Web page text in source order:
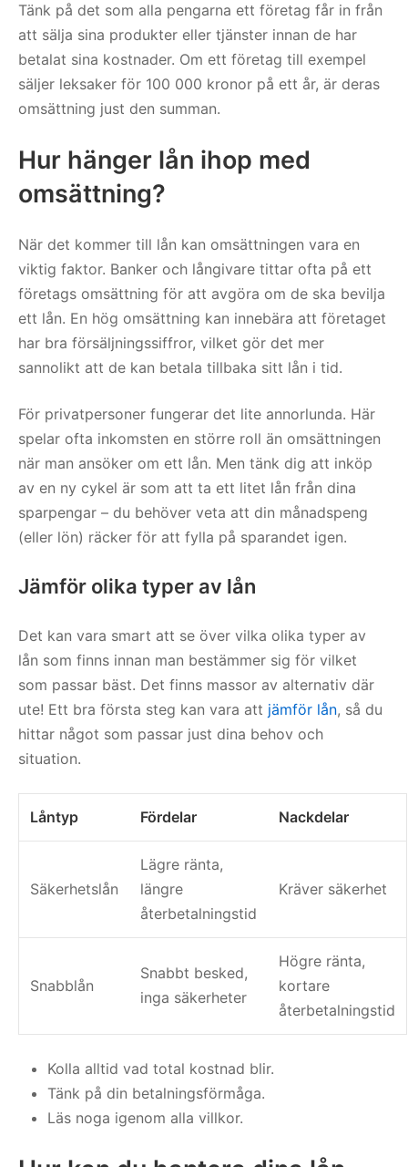
Tänk på det som alla pengarna ett företag får in från
att sälja sina produkter eller tjänster innan de har
betalat sina kostnader. Om ett företag till exempel
säljer leksaker för 100 000 kronor på ett år, är deras
omsättning just den summan.
Hur hänger lån ihop med
omsättning?
När det kommer till lån kan omsättningen vara en
viktig faktor. Banker och långivare tittar ofta på ett
företags omsättning för att avgöra om de ska bevilja
ett lån. En hög omsättning kan innebära att företaget
har bra försäljningssiffror, vilket gör det mer
sannolikt att de kan betala tillbaka sitt lån i tid.
För privatpersoner fungerar det lite annorlunda. Här
spelar ofta inkomsten en större roll än omsättningen
när man ansöker om ett lån. Men tänk dig att inköp
av en ny cykel är som att ta ett litet lån från dina
sparpengar – du behöver veta att din månadspeng
(eller lön) räcker för att fylla på sparandet igen.
Jämför olika typer av lån
Det kan vara smart att se över vilka olika typer av
lån som finns innan man bestämmer sig för vilket
som passar bäst. Det finns massor av alternativ där
ute! Ett bra första steg kan vara att jämför lån, så du
hittar något som passar just dina behov och
situation.
Låntyp Fördelar Nackdelar
Säkerhetslån
Lägre ränta,
längre
återbetalningstid
Kräver säkerhet
Snabblån
Snabbt besked,
inga säkerheter
Högre ränta,
kortare
återbetalningstid
Kolla alltid vad total kostnad blir.
Tänk på din betalningsförmåga.
Läs noga igenom alla villkor.